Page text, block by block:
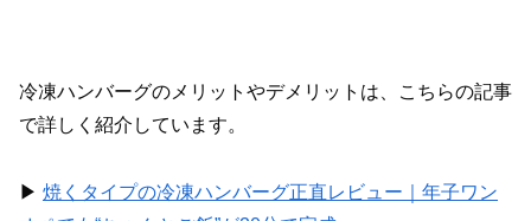
冷凍ハンバーグのメリットやデメリットは、こちらの記事
で詳しく紹介しています。
▶︎ 焼くタイプの冷凍ハンバーグ正直レビュー｜年子ワン